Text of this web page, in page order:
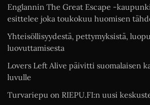
Englannin The Great Escape -
esittelee joka toukokuu huomisen
Yhteisöllisyydestä, pettymyksistä,
luovuttamisesta
Lovers Left Alive päivitti suomalaisen
luvulle
Turvariepu on RIEPU.FI:n uusi